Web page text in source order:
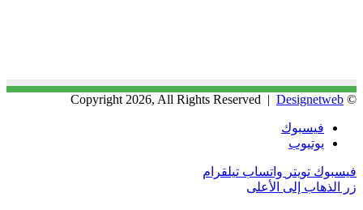
© Copyright 2026, All Rights Reserved |
Designetweb
فيسبوك
يوتيوب
فيسبوك تويتر واتساب تيلقرام
زر الذهاب إلى الأعلى